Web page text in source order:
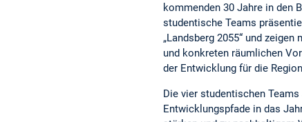
kommenden 30 Jahre in den
studentische Teams
„Landsberg 2055“ und
und konkreten räumlichen
der Entwicklung für die
Die vier studentischen
Entwicklungspfade in das